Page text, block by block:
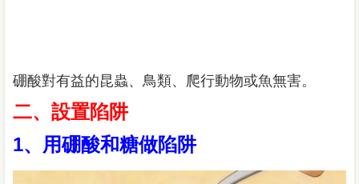
硼酸對有益的昆蟲、鳥類、爬行動物或魚無害。
二、設置陷阱
1、用硼酸和糖做陷阱